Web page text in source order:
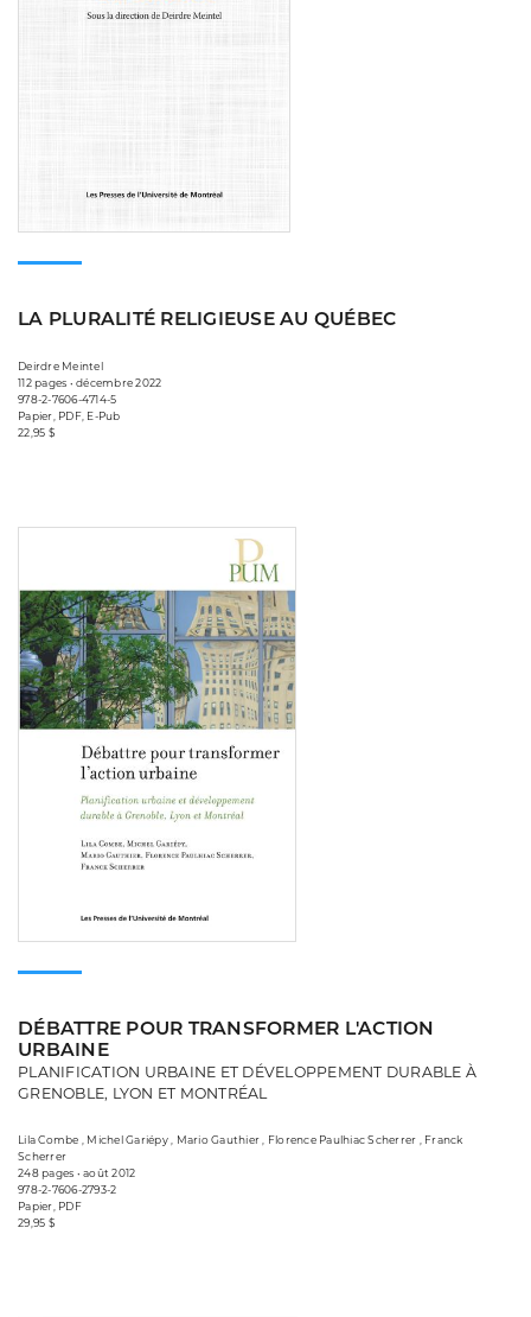
LA PLURALITÉ RELIGIEUSE AU QUÉBEC
Deirdre Meintel
112 pages • décembre 2022
978-2-7606-4714-5
Papier, PDF, E-Pub
22,95 $
DÉBATTRE POUR TRANSFORMER L'ACTION
URBAINE
PLANIFICATION URBAINE ET DÉVELOPPEMENT DURABLE À
GRENOBLE, LYON ET MONTRÉAL
Lila Combe , Michel Gariépy , Mario Gauthier , Florence Paulhiac Scherrer , Franck
Scherrer
248 pages • août 2012
978-2-7606-2793-2
Papier, PDF
29,95 $